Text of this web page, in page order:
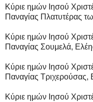
Κύριε ημών Ιησού
Παναγίας Πλατυτέρας
Κύριε ημών Ιησού
Παναγίας Σουμελά,
Κύριε ημών Ιησού
Παναγίας
Κύριε ημών Ιησού